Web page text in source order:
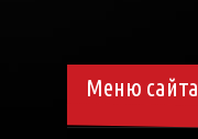
Меню сайта